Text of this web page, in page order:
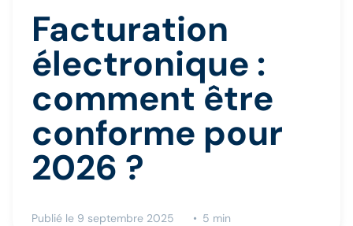
Facturation
électronique :
comment être
conforme pour
2026 ?
Publié le 9 septembre 2025 5 min